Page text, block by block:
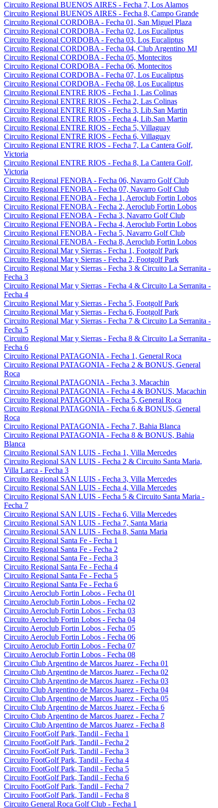
Circuito Regional BUENOS AIRES - Fecha 7, Los Alamos
Circuito Regional BUENOS AIRES - Fecha 8, Campo Grande
Circuito Regional CORDOBA - Fecha 01, San Miguel Plaza
Circuito Regional CORDOBA - Fecha 02, Los Eucaliptus
Circuito Regional CORDOBA - Fecha 03, Los Eucaliptus
Circuito Regional CORDOBA - Fecha 04, Club Argentino MJ
Circuito Regional CORDOBA - Fecha 05, Montecitos
Circuito Regional CORDOBA - Fecha 06, Montecitos
Circuito Regional CORDOBA - Fecha 07, Los Eucaliptus
Circuito Regional CORDOBA - Fecha 08, Los Eucaliptus
Circuito Regional ENTRE RIOS - Fecha 1, Las Colinas
Circuito Regional ENTRE RIOS - Fecha 2, Las Colinas
Circuito Regional ENTRE RIOS - Fecha 3, Lib.San Martin
Circuito Regional ENTRE RIOS - Fecha 4, Lib.San Martin
Circuito Regional ENTRE RIOS - Fecha 5, Villaguay
Circuito Regional ENTRE RIOS - Fecha 6, Villaguay
Circuito Regional ENTRE RIOS - Fecha 7, La Cantera Golf,
Victoria
Circuito Regional ENTRE RIOS - Fecha 8, La Cantera Golf,
Victoria
Circuito Regional FENOBA - Fecha 06, Navarro Golf Club
Circuito Regional FENOBA - Fecha 07, Navarro Golf Club
Circuito Regional FENOBA - Fecha 1, Aeroclub Fortin Lobos
Circuito Regional FENOBA - Fecha 2, Aeroclub Fortin Lobos
Circuito Regional FENOBA - Fecha 3, Navarro Golf Club
Circuito Regional FENOBA - Fecha 4, Aeroclub Fortin Lobos
Circuito Regional FENOBA - Fecha 5, Navarro Golf Club
Circuito Regional FENOBA - Fecha 8, Aeroclub Fortin Lobos
Circuito Regional Mar y Sierras - Fecha 1, Footgolf Park
Circuito Regional Mar y Sierras - Fecha 2, Footgolf Park
Circuito Regional Mar y Sierras - Fecha 3 & Circuito La Serranita -
Fecha 3
Circuito Regional Mar y Sierras - Fecha 4 & Circuito La Serranita -
Fecha 4
Circuito Regional Mar y Sierras - Fecha 5, Footgolf Park
Circuito Regional Mar y Sierras - Fecha 6, Footgolf Park
Circuito Regional Mar y Sierras - Fecha 7 & Circuito La Serranita -
Fecha 5
Circuito Regional Mar y Sierras - Fecha 8 & Circuito La Serranita -
Fecha 6
Circuito Regional PATAGONIA - Fecha 1, General Roca
Circuito Regional PATAGONIA - Fecha 2 & BONUS, General
Roca
Circuito Regional PATAGONIA - Fecha 3, Macachin
Circuito Regional PATAGONIA - Fecha 4 & BONUS, Macachin
Circuito Regional PATAGONIA - Fecha 5, General Roca
Circuito Regional PATAGONIA - Fecha 6 & BONUS, General
Roca
Circuito Regional PATAGONIA - Fecha 7, Bahia Blanca
Circuito Regional PATAGONIA - Fecha 8 & BONUS, Bahia
Blanca
Circuito Regional SAN LUIS - Fecha 1, Villa Mercedes
Circuito Regional SAN LUIS - Fecha 2 & Circuito Santa Maria,
Villa Larca - Fecha 3
Circuito Regional SAN LUIS - Fecha 3, Villa Mercedes
Circuito Regional SAN LUIS - Fecha 4, Villa Mercedes
Circuito Regional SAN LUIS - Fecha 5 & Circuito Santa Maria -
Fecha 7
Circuito Regional SAN LUIS - Fecha 6, Villa Mercedes
Circuito Regional SAN LUIS - Fecha 7, Santa Maria
Circuito Regional SAN LUIS - Fecha 8, Santa Maria
Circuito Regional Santa Fe - Fecha 1
Circuito Regional Santa Fe - Fecha 2
Circuito Regional Santa Fe - Fecha 3
Circuito Regional Santa Fe - Fecha 4
Circuito Regional Santa Fe - Fecha 5
Circuito Regional Santa Fe - Fecha 6
Circuito Aeroclub Fortin Lobos - Fecha 01
Circuito Aeroclub Fortin Lobos - Fecha 02
Circuito Aeroclub Fortin Lobos - Fecha 03
Circuito Aeroclub Fortin Lobos - Fecha 04
Circuito Aeroclub Fortin Lobos - Fecha 05
Circuito Aeroclub Fortin Lobos - Fecha 06
Circuito Aeroclub Fortin Lobos - Fecha 07
Circuito Aeroclub Fortin Lobos - Fecha 08
Circuito Club Argentino de Marcos Juarez - Fecha 01
Circuito Club Argentino de Marcos Juarez - Fecha 02
Circuito Club Argentino de Marcos Juarez - Fecha 03
Circuito Club Argentino de Marcos Juarez - Fecha 04
Circuito Club Argentino de Marcos Juarez - Fecha 05
Circuito Club Argentino de Marcos Juarez - Fecha 6
Circuito Club Argentino de Marcos Juarez - Fecha 7
Circuito Club Argentino de Marcos Juarez - Fecha 8
Circuito FootGolf Park, Tandil - Fecha 1
Circuito FootGolf Park, Tandil - Fecha 2
Circuito FootGolf Park, Tandil - Fecha 3
Circuito FootGolf Park, Tandil - Fecha 4
Circuito FootGolf Park, Tandil - Fecha 5
Circuito FootGolf Park, Tandil - Fecha 6
Circuito FootGolf Park, Tandil - Fecha 7
Circuito FootGolf Park, Tandil - Fecha 8
Circuito General Roca Golf Club - Fecha 1